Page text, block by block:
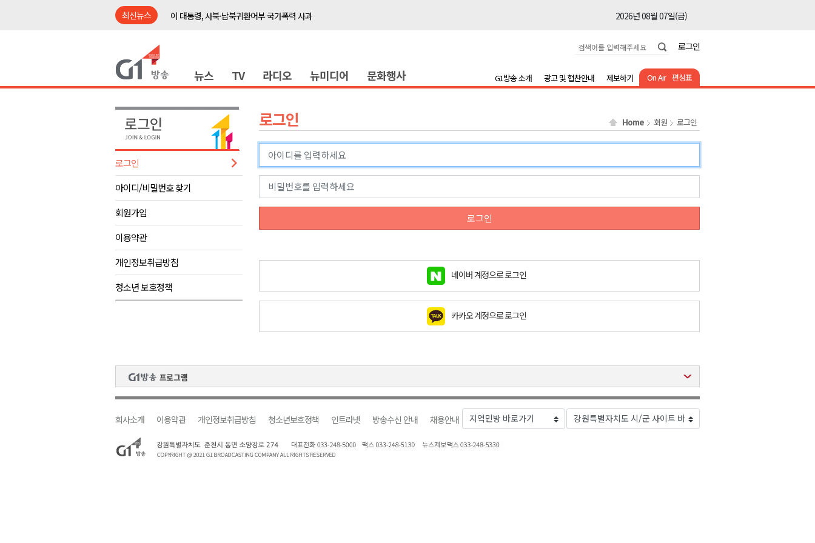
최신뉴스
이 대통령, 사북·납북귀환어부 국가폭력 사과
2026년 08월 07일(금)
2026년 08월 07일(금)
이광재 국회 예결위원장, 강릉시 초청 특별 강연
2026년 08월 07일(금)
육동한 시장, 국제스케이트장 춘천 유치 건의
영월군, 국·도비 확보 보고회 개최
2026년 08월 07일(금)
삼척 공공산후조리원 이전 시급
강원자치도교육청 교감급 이상 387명 인사
2026년 08월 07일(금)
도-시군 첫 간담회..우상호 "하나된 공동체"
이 대통령, 사북·납북귀환어부 국가폭력 사과
2026년 08월 07일(금)
여름축제 더위와 전쟁..물놀이 접목
2026년 08월 07일(금)
강원도, 최휘영 문체부장관과 정책간담회
이광재 국회 예결위원장, 강릉시 초청 특별 강연
검찰청 폐지..해결 과제 산적
강원자치도교육청 교감급 이상 387명 인사
2026년 08월 07일(금)
로그인
뉴스 TV 라디오 뉴미디어 문화행사 On Air 편성표
G1방송 소개 광고 및 협찬안내 제보하기
로그인
아이디/비밀번호 찾기
회원가입
이용약관
개인정보취급방침
청소년 보호정책
로그인 Home 회원 로그인
로그인
네이버 계정으로 로그인
카카오 계정으로 로그인
회사소개 이용약관 개인정보취급방침 청소년보호정책 인트라넷 방송수신 안내 채용안내